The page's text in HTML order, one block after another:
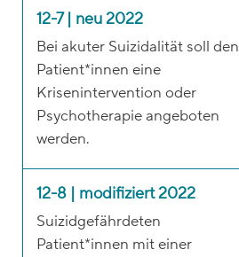
12-7 | neu 2022
Bei akuter Suizidalität soll den
Patient*innen eine
Krisenintervention oder
Psychotherapie angeboten
werden.
12-8 | modifiziert 2022
Suizidgefährdeten
Patient*innen mit einer